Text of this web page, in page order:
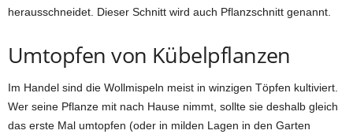
herausschneidet. Dieser Schnitt wird auch Pflanzschnitt genannt.
Umtopfen von Kübelpflanzen
Im Handel sind die Wollmispeln meist in winzigen Töpfen kultiviert.
Wer seine Pflanze mit nach Hause nimmt, sollte sie deshalb gleich
das erste Mal umtopfen (oder in milden Lagen in den Garten